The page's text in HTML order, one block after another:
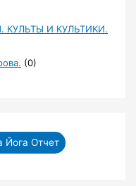
КУЛЬТЫ И КУЛЬТИКИ.
(0)
Отчет